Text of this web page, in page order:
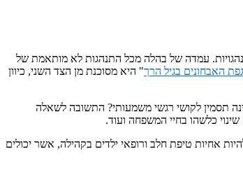
עמדה של בהלה מכל התנהגות לא מותאמת של
האבחונים בגיל הרך" היא מסוכנת מן הצד השני, כיוון
תסמין לקושי רגשי משמעותי? התשובה לשאלה
כלשהו בחיי המשפחה ועוד.
אחיות טיפת חלב ורופאי ילדים בקהילה, אשר יכולים